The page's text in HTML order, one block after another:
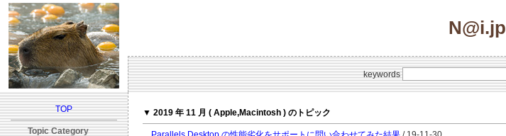
N@i.jp
keywords
TOP
Topic Category
▼ 2019 年 11 月 ( Apple,Macintosh ) のトピック